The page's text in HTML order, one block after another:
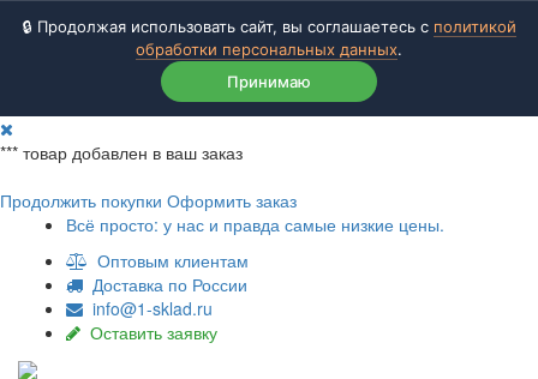
🔒 Продолжая использовать сайт, вы соглашаетесь с политикой
обработки персональных данных.
Принимаю
*** товар добавлен в ваш заказ
Продолжить покупки Оформить заказ
Всё просто: у нас и правда самые низкие цены.
Оптовым клиентам
Доставка по России
info@1-sklad.ru
Оставить заявку